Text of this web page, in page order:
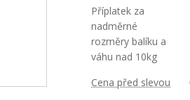
Příplatek za
nadměrné
rozměry balíku a
váhu nad 10kg
Cena před slevou